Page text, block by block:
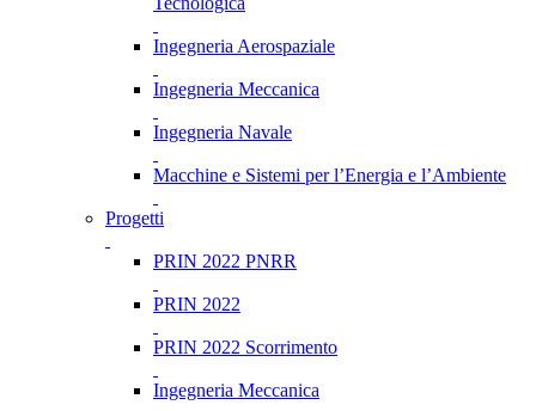
Ingegneria Aerospaziale
Ingegneria Meccanica
Ingegneria Navale
Macchine e Sistemi per l’Energia e l’Ambiente
Progetti
PRIN 2022 PNRR
PRIN 2022
PRIN 2022 Scorrimento
Ingegneria Meccanica